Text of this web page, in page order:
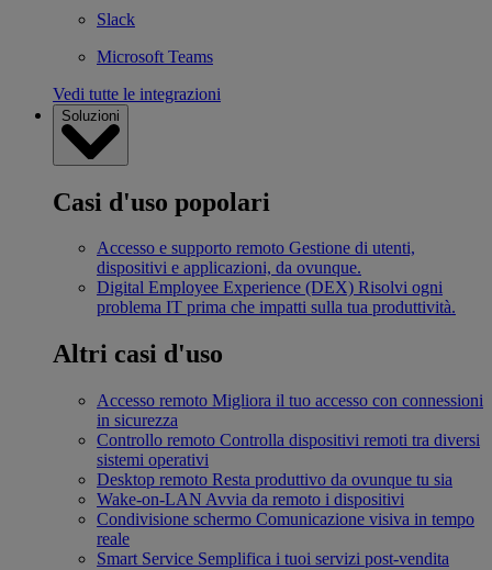
Slack
Microsoft Teams
Vedi tutte le integrazioni
Soluzioni
Casi d'uso popolari
Accesso e supporto remoto Gestione di utenti,
dispositivi e applicazioni, da ovunque.
Digital Employee Experience (DEX) Risolvi ogni
problema IT prima che impatti sulla tua produttività.
Altri casi d'uso
Accesso remoto Migliora il tuo accesso con connessioni
in sicurezza
Controllo remoto Controlla dispositivi remoti tra diversi
sistemi operativi
Desktop remoto Resta produttivo da ovunque tu sia
Wake-on-LAN Avvia da remoto i dispositivi
Condivisione schermo Comunicazione visiva in tempo
reale
Smart Service Semplifica i tuoi servizi post-vendita